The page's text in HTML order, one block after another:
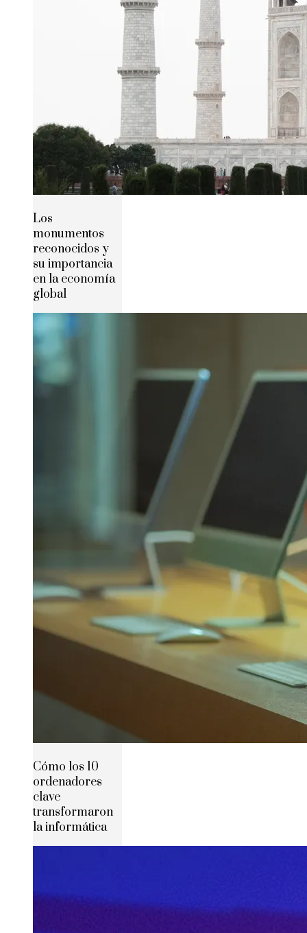
Los
monumentos
reconocidos y
su importancia
en la economía
global
Cómo los 10
ordenadores
clave
transformaron
la informática